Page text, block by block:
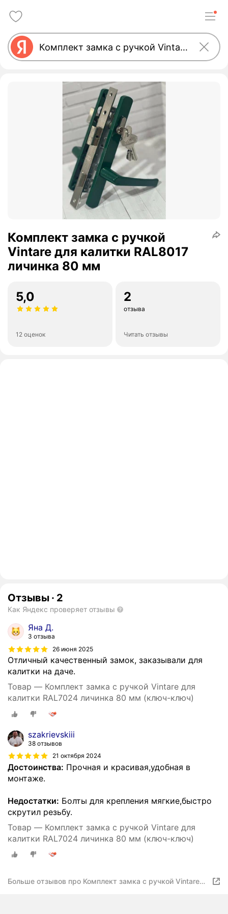
Комплект замка с ручкой
Vintare для калитки RAL8017
личинка 80 мм
5,0
12 оценок
2
отзыва
Читать отзывы
Отзывы · 2
Как Яндекс проверяет отзывы
Яна Д.
3 отзыва
26 июня 2025
Отличный качественный замок, заказывали для
калитки на даче.
Товар — Комплект замка с ручкой Vintare для
калитки RAL7024 личинка 80 мм (ключ-ключ)
szakrievskiii
38 отзывов
21 октября 2024
Достоинства: Прочная и красивая,удобная в
монтаже.
Недостатки: Болты для крепления мягкие,быстро
скрутил резьбу.
Товар — Комплект замка с ручкой Vintare для
калитки RAL7024 личинка 80 мм (ключ-ключ)
Больше отзывов про Комплект замка с ручкой Vintare